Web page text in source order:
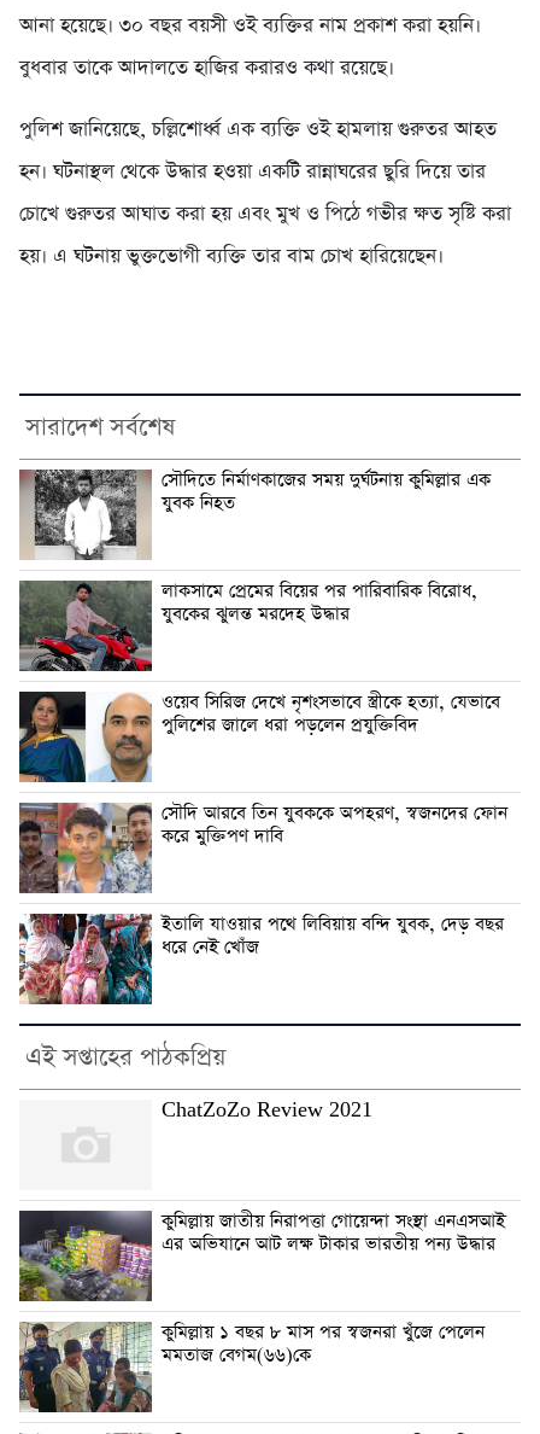
আনা হয়েছে। ৩০ বছর বয়সী ওই ব্যক্তির নাম প্রকাশ করা হয়নি।
বুধবার তাকে আদালতে হাজির করারও কথা রয়েছে।
পুলিশ জানিয়েছে, চল্লিশোর্ধ্ব এক ব্যক্তি ওই হামলায় গুরুতর আহত
হন। ঘটনাস্থল থেকে উদ্ধার হওয়া একটি রান্নাঘরের ছুরি দিয়ে তার
চোখে গুরুতর আঘাত করা হয় এবং মুখ ও পিঠে গভীর ক্ষত সৃষ্টি করা
হয়। এ ঘটনায় ভুক্তভোগী ব্যক্তি তার বাম চোখ হারিয়েছেন।
সারাদেশ সর্বশেষ
সৌদিতে নির্মাণকাজের সময় দুর্ঘটনায় কুমিল্লার এক
যুবক নিহত
লাকসামে প্রেমের বিয়ের পর পারিবারিক বিরোধ,
যুবকের ঝুলন্ত মরদেহ উদ্ধার
ওয়েব সিরিজ দেখে নৃশংসভাবে স্ত্রীকে হত্যা, যেভাবে
পুলিশের জালে ধরা পড়লেন প্রযুক্তিবিদ
সৌদি আরবে তিন যুবককে অপহরণ, স্বজনদের ফোন
করে মুক্তিপণ দাবি
ইতালি যাওয়ার পথে লিবিয়ায় বন্দি যুবক, দেড় বছর
ধরে নেই খোঁজ
এই সপ্তাহের পাঠকপ্রিয়
ChatZoZo Review 2021
কুমিল্লায় জাতীয় নিরাপত্তা গোয়েন্দা সংস্থা এনএসআই
এর অভিযানে আট লক্ষ টাকার ভারতীয় পন্য উদ্ধার
কুমিল্লায় ১ বছর ৮ মাস পর স্বজনরা খুঁজে পেলেন
মমতাজ বেগম(৬৬)কে